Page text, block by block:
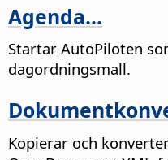
Agenda...
Startar AutoPiloten
dagordningsmall.
Kopierar och